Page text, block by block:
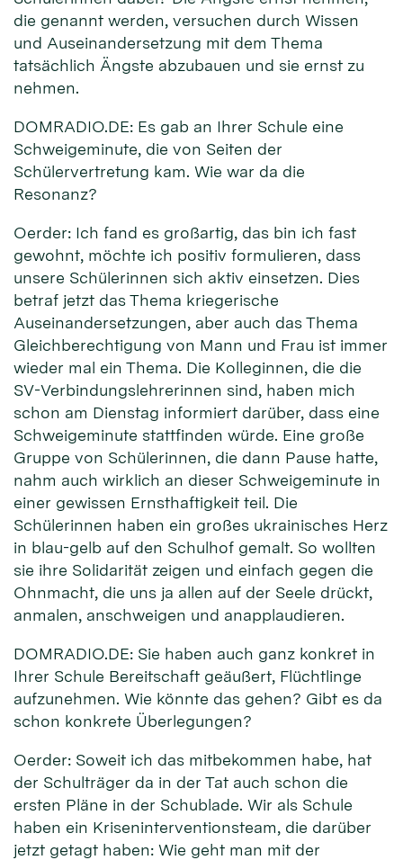
die genannt werden, versuchen durch Wissen
und Auseinandersetzung mit dem Thema
tatsächlich Ängste abzubauen und sie ernst zu
nehmen.
DOMRADIO.DE: Es gab an Ihrer Schule eine
Schweigeminute, die von Seiten der
Schülervertretung kam. Wie war da die
Resonanz?
Oerder: Ich fand es großartig, das bin ich fast
gewohnt, möchte ich positiv formulieren, dass
unsere Schülerinnen sich aktiv einsetzen. Dies
betraf jetzt das Thema kriegerische
Auseinandersetzungen, aber auch das Thema
Gleichberechtigung von Mann und Frau ist immer
wieder mal ein Thema. Die Kolleginnen, die die
SV-Verbindungslehrerinnen sind, haben mich
schon am Dienstag informiert darüber, dass eine
Schweigeminute stattfinden würde. Eine große
Gruppe von Schülerinnen, die dann Pause hatte,
nahm auch wirklich an dieser Schweigeminute in
einer gewissen Ernsthaftigkeit teil. Die
Schülerinnen haben ein großes ukrainisches Herz
in blau-gelb auf den Schulhof gemalt. So wollten
sie ihre Solidarität zeigen und einfach gegen die
Ohnmacht, die uns ja allen auf der Seele drückt,
anmalen, anschweigen und anapplaudieren.
DOMRADIO.DE: Sie haben auch ganz konkret in
Ihrer Schule Bereitschaft geäußert, Flüchtlinge
aufzunehmen. Wie könnte das gehen? Gibt es da
schon konkrete Überlegungen?
Oerder: Soweit ich das mitbekommen habe, hat
der Schulträger da in der Tat auch schon die
ersten Pläne in der Schublade. Wir als Schule
haben ein Kriseninterventionsteam, die darüber
jetzt getagt haben: Wie geht man mit der